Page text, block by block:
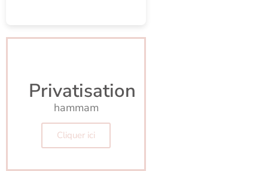
Privatisation
hammam
Cliquer ici